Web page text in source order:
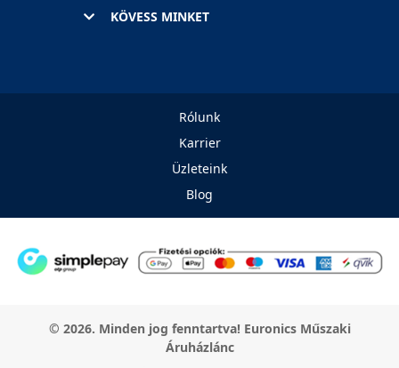
KÖVESS MINKET
Rólunk
Karrier
Üzleteink
Blog
© 2026. Minden jog fenntartva! Euronics Műszaki
Áruházlánc